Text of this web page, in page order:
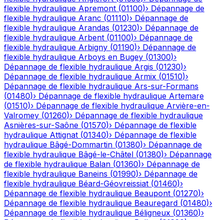
flexible hydraulique Apremont (01100)› Dépannage de
flexible hydraulique Aranc (01110)› Dépannage de
flexible hydraulique Arandas (01230)› Dépannage de
flexible hydraulique Arbent (01100)› Dépannage de
flexible hydraulique Arbigny (01190)› Dépannage de
flexible hydraulique Arboys en Bugey (01300)›
Dépannage de flexible hydraulique Argis (01230)›
Dépannage de flexible hydraulique Armix (01510)›
Dépannage de flexible hydraulique Ars-sur-Formans
(01480)› Dépannage de flexible hydraulique Artemare
(01510)› Dépannage de flexible hydraulique Arvière-en-
Valromey (01260)› Dépannage de flexible hydraulique
Asnières-sur-Saône (01570)› Dépannage de flexible
hydraulique Attignat (01340)› Dépannage de flexible
hydraulique Bâgé-Dommartin (01380)› Dépannage de
flexible hydraulique Bâgé-le-Châtel (01380)› Dépannage
de flexible hydraulique Balan (01360)› Dépannage de
flexible hydraulique Baneins (01990)› Dépannage de
flexible hydraulique Béard-Géovreissiat (01460)›
Dépannage de flexible hydraulique Beaupont (01270)›
Dépannage de flexible hydraulique Beauregard (01480)›
Dépannage de flexible hydraulique Béligneux (01360)›